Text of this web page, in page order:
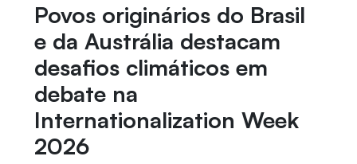
Povos originários do Brasil
e da Austrália destacam
desafios climáticos em
debate na
Internationalization Week
2026